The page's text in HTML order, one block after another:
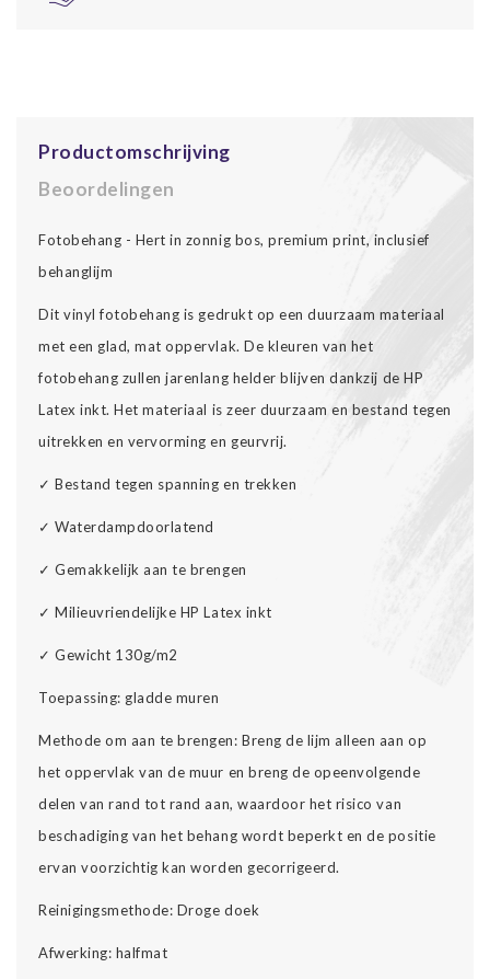
Productomschrijving
Beoordelingen
Fotobehang - Hert in zonnig bos, premium print, inclusief
behanglijm
Dit vinyl fotobehang is gedrukt op een duurzaam materiaal
met een glad, mat oppervlak. De kleuren van het
fotobehang zullen jarenlang helder blijven dankzij de HP
Latex inkt. Het materiaal is zeer duurzaam en bestand tegen
uitrekken en vervorming en geurvrij.
✓ Bestand tegen spanning en trekken
✓ Waterdampdoorlatend
✓ Gemakkelijk aan te brengen
✓ Milieuvriendelijke HP Latex inkt
✓ Gewicht 130g/m2
Toepassing: gladde muren
Methode om aan te brengen: Breng de lijm alleen aan op
het oppervlak van de muur en breng de opeenvolgende
delen van rand tot rand aan, waardoor het risico van
beschadiging van het behang wordt beperkt en de positie
ervan voorzichtig kan worden gecorrigeerd.
Reinigingsmethode: Droge doek
Afwerking: halfmat